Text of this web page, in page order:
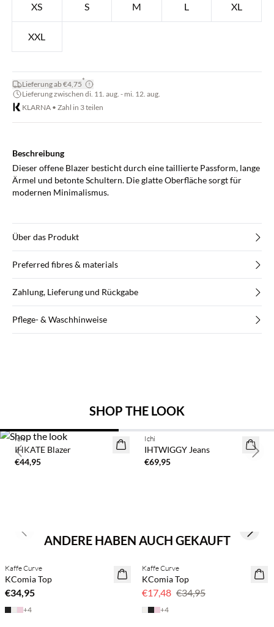
XS S M L XL
XXL
Lieferung ab €4,75*
Lieferung zwischen di. 11. aug. - mi. 12. aug.
KLARNA • Zahl in 3 teilen
Beschreibung
Dieser offene Blazer besticht durch eine taillierte Passform, lange
Ärmel und betonte Schultern. Die glatte Oberfläche sorgt für
modernen Minimalismus.
Über das Produkt
Preferred fibres & materials
Zahlung, Lieferung und Rückgabe
Pflege- & Waschhinweise
SHOP THE LOOK
Ichi
IHKATE Blazer
€44,95
BASIC DEAL
Ichi
IHTWIGGY Jeans
€69,95
Previous slide Next
ANDERE HABEN AUCH GEKAUFT
NEUHEITEN
Kaffe Curve
KComia Top
€34,95
+4
50 % Rabatt
Kaffe Curve
KComia Top
€17,48 €34,95
+4
Previous slide Next